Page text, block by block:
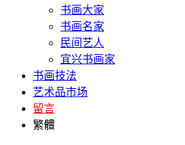
书画大家
书画名家
民间艺人
宜兴书画家
书画技法
艺术品市场
留言
繁體